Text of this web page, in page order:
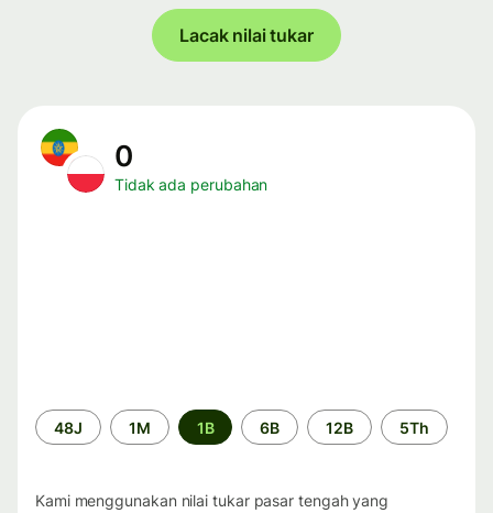
Lacak nilai tukar
0
Tidak ada perubahan
Periode
waktu
48J 1M 1B 6B 12B 5Th
Kami menggunakan nilai tukar pasar tengah yang